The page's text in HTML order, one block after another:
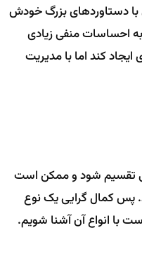
با دستاوردهای بزرگ خودش
احساسات منفی زیادی
کند اما با مدیریت
تقسیم شود و ممکن است
پس کمال گرایی یک نوع
با انواع آن آشنا شویم.